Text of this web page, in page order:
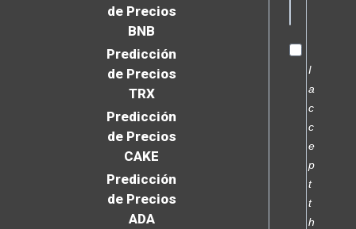
de Precios
BNB
Predicción
de Precios
TRX
Predicción
de Precios
CAKE
Predicción
de Precios
ADA
I
a
c
c
e
p
t
t
h